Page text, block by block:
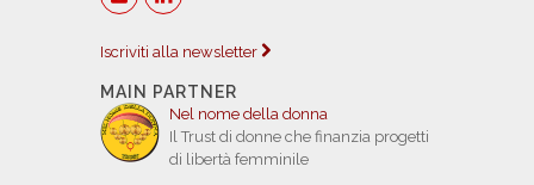
Iscriviti alla newsletter
MAIN PARTNER
Nel nome della donna
Il Trust di donne che finanzia progetti
di libertà femminile